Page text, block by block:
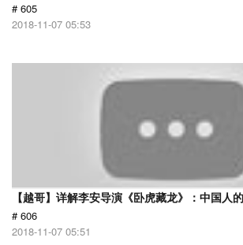
# 605
2018-11-07 05:53
【越哥】详解李安导演《卧虎藏龙》：中国人
# 606
2018-11-07 05:51